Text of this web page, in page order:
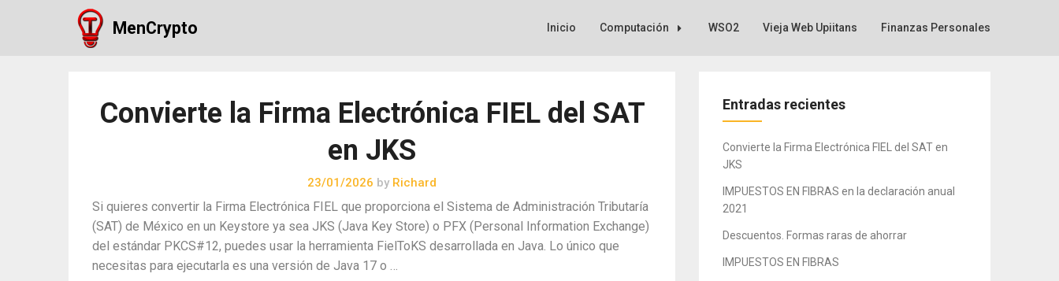
MenCrypto Inicio Computación WSO2 Vieja Web Upiitans Finanzas Personales
Convierte la Firma Electrónica FIEL del SAT
en JKS
23/01/2026 by Richard
Si quieres convertir la Firma Electrónica FIEL que proporciona el Sistema de Administración Tributaría
(SAT) de México en un Keystore ya sea JKS (Java Key Store) o PFX (Personal Information Exchange)
del estándar PKCS#12, puedes usar la herramienta FielToKS desarrollada en Java. Lo único que
necesitas para ejecutarla es una versión de Java 17 o …
Entradas recientes
Convierte la Firma Electrónica FIEL del SAT en
JKS
IMPUESTOS EN FIBRAS en la declaración anual
2021
Descuentos. Formas raras de ahorrar
IMPUESTOS EN FIBRAS